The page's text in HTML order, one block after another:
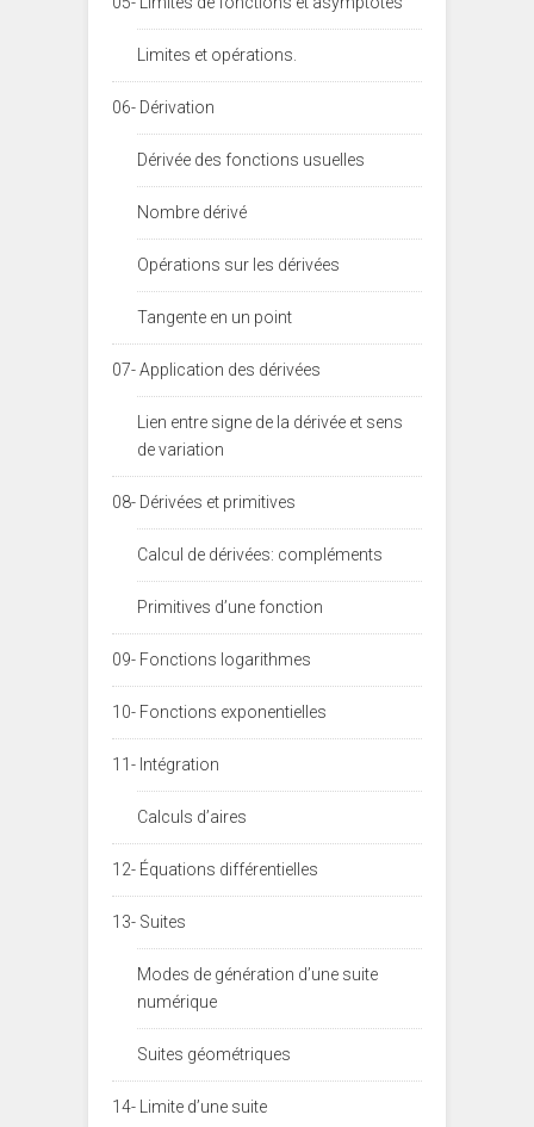
Limites et opérations.
06- Dérivation
Dérivée des fonctions usuelles
Nombre dérivé
Opérations sur les dérivées
Tangente en un point
07- Application des dérivées
Lien entre signe de la dérivée et sens
de variation
08- Dérivées et primitives
Calcul de dérivées: compléments
Primitives d’une fonction
09- Fonctions logarithmes
10- Fonctions exponentielles
11- Intégration
Calculs d’aires
12- Équations différentielles
13- Suites
Modes de génération d’une suite
numérique
Suites géométriques
14- Limite d’une suite